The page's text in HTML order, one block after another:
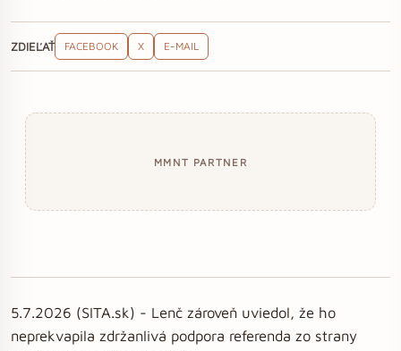
ZDIEĽAŤ FACEBOOK X E-MAIL
MMNT PARTNER
5.7.2026 (SITA.sk) - Lenč zároveň uviedol, že ho
neprekvapila zdržanlivá podpora referenda zo strany